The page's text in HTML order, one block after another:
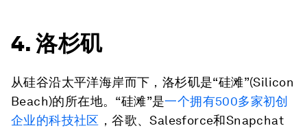
4. 洛杉矶
从硅谷沿太平洋海岸而下，洛杉矶是“硅滩”(Silicon
Beach)的所在地。“硅滩”是一个拥有500多家初创
企业的科技社区 ，谷歌、Salesforce和Snapchat